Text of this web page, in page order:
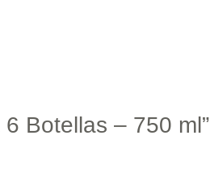
Botellas – 750 ml”